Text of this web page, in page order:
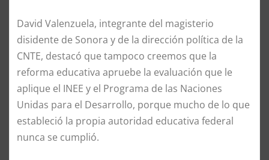
David Valenzuela, integrante del magisterio
disidente de Sonora y de la dirección política de la
CNTE, destacó que tampoco creemos que la
reforma educativa apruebe la evaluación que le
aplique el INEE y el Programa de las Naciones
Unidas para el Desarrollo, porque mucho de lo que
estableció la propia autoridad educativa federal
nunca se cumplió.